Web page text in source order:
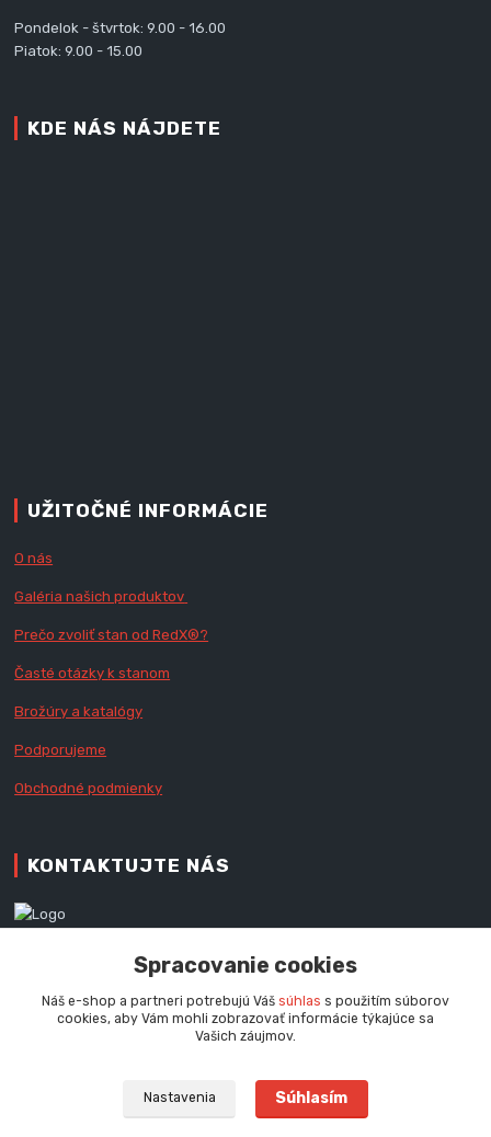
Pondelok - štvrtok: 9.00 - 16.00
Piatok: 9.00 - 15.00
KDE NÁS NÁJDETE
UŽITOČNÉ INFORMÁCIE
O nás
Galéria našich produktov
Prečo zvoliť stan od RedX®?
Časté otázky k stanom
Brožúry a katalógy
Podporujeme
Obchodné podmienky
KONTAKTUJTE NÁS
+421 905 060 020
info@redx-stany.sk
Spracovanie cookies
Náš e-shop a partneri potrebujú Váš súhlas s použitím súborov
cookies, aby Vám mohli zobrazovať informácie týkajúce sa
Vašich záujmov.
Nastavenia Súhlasím